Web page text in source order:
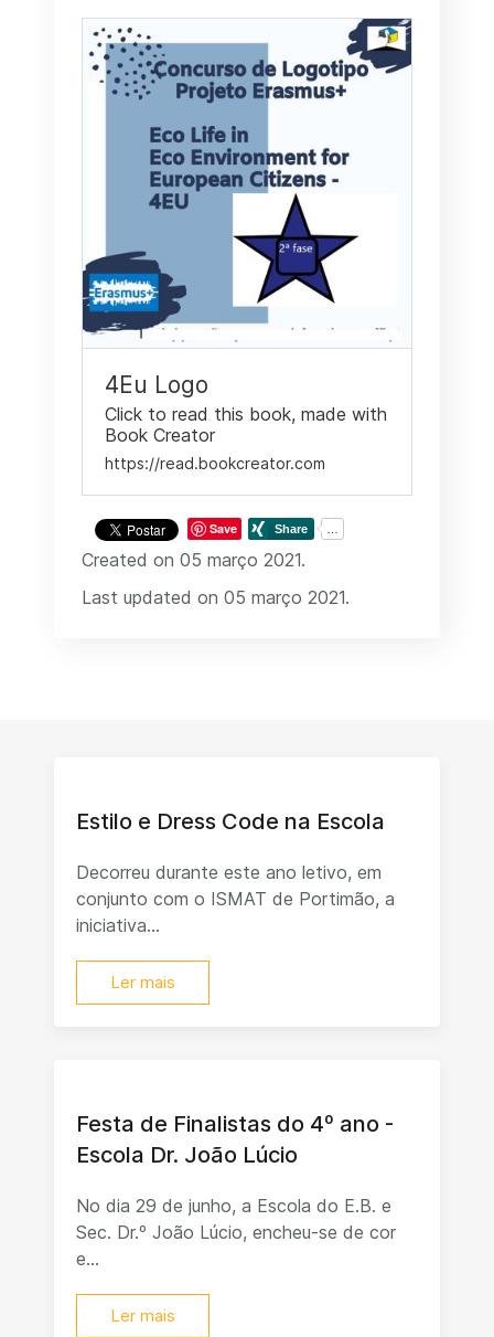
4Eu Logo
Click to read this book, made with
Book Creator
https://read.bookcreator.com
Save
Created on 05 março 2021.
Last updated on 05 março 2021.
Estilo e Dress Code na Escola
Decorreu durante este ano letivo, em
conjunto com o ISMAT de Portimão, a
iniciativa...
Ler mais
Festa de Finalistas do 4º ano -
Escola Dr. João Lúcio
No dia 29 de junho, a Escola do E.B. e
Sec. Dr.º João Lúcio, encheu-se de cor
e...
Ler mais